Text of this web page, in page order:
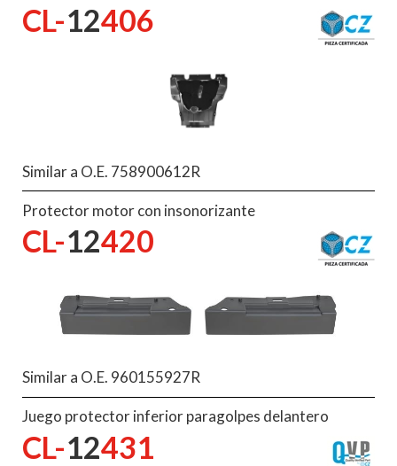
CL-12406
Similar a O.E. 758900612R
Protector motor con insonorizante
CL-12420
Similar a O.E. 960155927R
Juego protector inferior paragolpes delantero
CL-12431